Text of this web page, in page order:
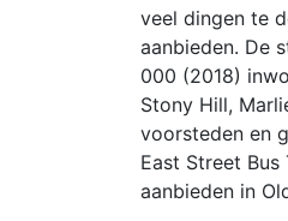
veel dingen te
aanbieden. De
000 (2018)
Stony Hill,
voorsteden en
East Street
aanbieden in